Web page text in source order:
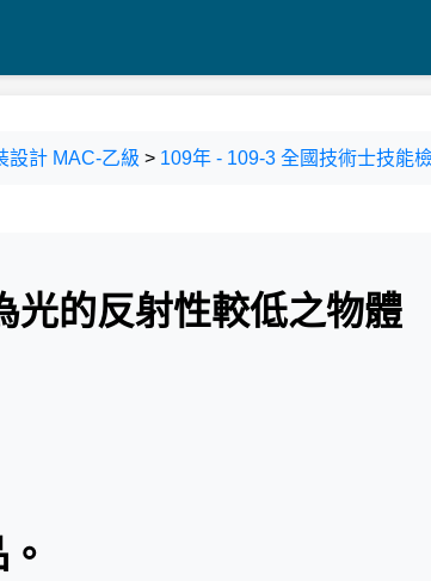
計 MAC-乙級 > 109年 - 109-3 全國技術士技能
光的反射性較低之物體